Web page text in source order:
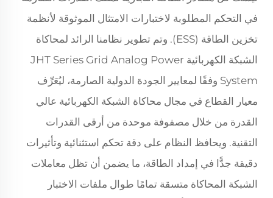
في التحكم المطلوبة لاختبارات الامتثال الموثوقة لأنظمة
تخزين الطاقة (ESS). وتم تطوير نظامنا الرائد لمحاكاة
الشبكة الكهربائية JHT Series Grid Analog Power
System وفقًا لمعايير الجودة الدولية الصارمة، ليُعَرِّف
معيار القطاع في مجال محاكاة الشبكة الكهربائية عالي
القدرة من خلال مصفوفة موحدة من أرقى القدرات
التقنية. ويحافظ النظام على دقة تحكم استثنائية وتأثيرات
دقيقة جدًّا في إمداد الطاقة، ما يضمن أن تظل معاملات
الشبكة المحاكاة متسقة تمامًا طوال ملفات الاختبار